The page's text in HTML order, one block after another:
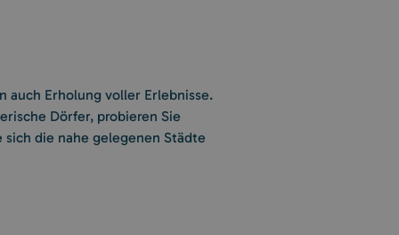
auch Erholung voller Erlebnisse.
Dörfer, probieren Sie
sich die nahe gelegenen Städte